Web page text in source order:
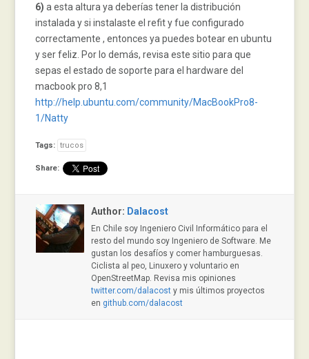
6) a esta altura ya deberías tener la distribución
instalada y si instalaste el refit y fue configurado
correctamente , entonces ya puedes botear en ubuntu
y ser feliz. Por lo demás, revisa este sitio para que
sepas el estado de soporte para el hardware del
macbook pro 8,1
http://help.ubuntu.com/community/MacBookPro8-
1/Natty
Tags: trucos
Share:
Author: Dalacost
En Chile soy Ingeniero Civil Informático para el
resto del mundo soy Ingeniero de Software. Me
gustan los desafíos y comer hamburguesas.
Ciclista al peo, Linuxero y voluntario en
OpenStreetMap. Revisa mis opiniones
twitter.com/dalacost y mis últimos proyectos
en github.com/dalacost